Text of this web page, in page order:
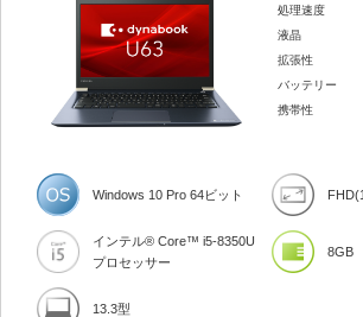
処理速度
液晶
拡張性
バッテリー
携帯性
Windows 10 Pro 64ビット
インテル® Core™ i5-8350U
プロセッサー
13.3型
8GB